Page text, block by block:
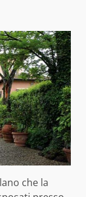
che la